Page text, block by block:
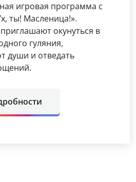
игровая программа с
ты! Масленица!».
окунуться в
гуляния,
души и отведать